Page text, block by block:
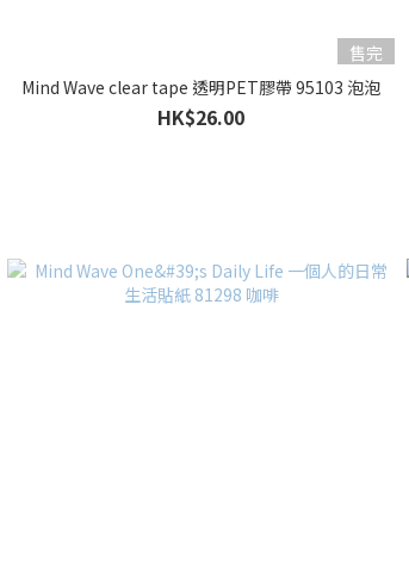
售完
Mind Wave clear tape 透明PET膠帶 95103 泡泡
HK$26.00